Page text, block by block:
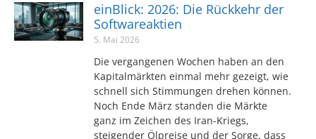
einBlick: 2026: Die Rückkehr der
Softwareaktien
5. Mai 2026
Die vergangenen Wochen haben an den
Kapitalmärkten einmal mehr gezeigt, wie
schnell sich Stimmungen drehen können.
Noch Ende März standen die Märkte
ganz im Zeichen des Iran-Kriegs,
steigender Ölpreise und der Sorge, dass